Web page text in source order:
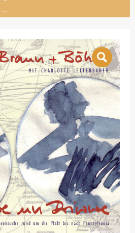
Reinig, Braun + Böhm | Hiwwe un Driwwe